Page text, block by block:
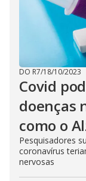
DO R7/18/10/2023
Covid
doenças
como o
Pesquisadores
coronavírus
nervosas